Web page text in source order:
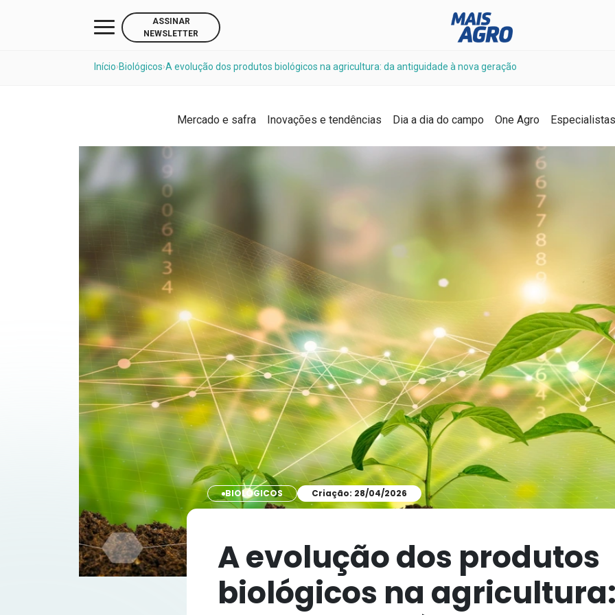
ASSINAR
NEWSLETTER
Início› Biológicos›A evolução dos produtos biológicos na agricultura: da antiguidade à nova geração
Mercado e safra Inovações e tendências Dia a dia do campo One Agro Especialistas
BIOLÓGICOS Criação: 28/04/2026
A evolução dos produtos
biológicos na